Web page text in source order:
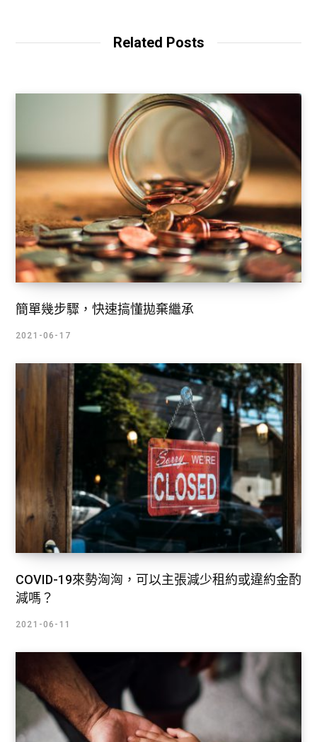
e
o
Related Posts
簡單幾步驟，快速搞懂拋棄繼承
2021-06-17
COVID-19來勢洶洶，可以主張減少租約或違約金酌
減嗎？
2021-06-11